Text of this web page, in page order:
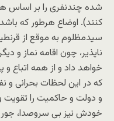
شده چندنفری را بر اساس
کنند). اوضاع هرطور که
سیدمظلوم به موقع از
ناپذیر،‌ چون اقامه نماز و
خواهد داد و از همه اتباع
که در این لحظات بحرانی و
و دولت و حاکمیت را تقویت و
خودش نیز بی سروصدا،